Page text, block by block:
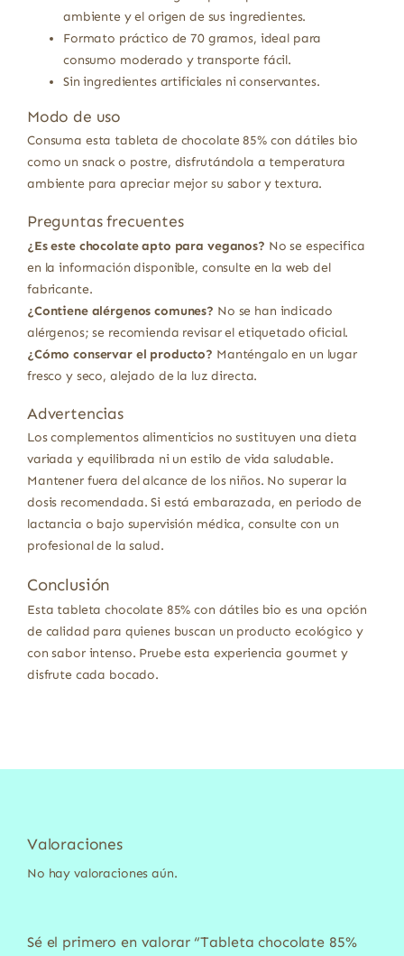
ambiente y el origen de sus ingredientes.
Formato práctico de 70 gramos, ideal para
consumo moderado y transporte fácil.
Sin ingredientes artificiales ni conservantes.
Modo de uso
Consuma esta tableta de chocolate 85% con dátiles bio
como un snack o postre, disfrutándola a temperatura
ambiente para apreciar mejor su sabor y textura.
Preguntas frecuentes
¿Es este chocolate apto para veganos? No se especifica
en la información disponible, consulte en la web del
fabricante.
¿Contiene alérgenos comunes? No se han indicado
alérgenos; se recomienda revisar el etiquetado oficial.
¿Cómo conservar el producto? Manténgalo en un lugar
fresco y seco, alejado de la luz directa.
Advertencias
Los complementos alimenticios no sustituyen una dieta
variada y equilibrada ni un estilo de vida saludable.
Mantener fuera del alcance de los niños. No superar la
dosis recomendada. Si está embarazada, en periodo de
lactancia o bajo supervisión médica, consulte con un
profesional de la salud.
Conclusión
Esta tableta chocolate 85% con dátiles bio es una opción
de calidad para quienes buscan un producto ecológico y
con sabor intenso. Pruebe esta experiencia gourmet y
disfrute cada bocado.
Valoraciones
No hay valoraciones aún.
Sé el primero en valorar “Tableta chocolate 85%